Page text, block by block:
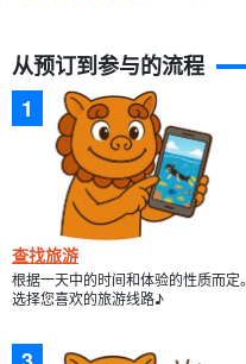
从预订到参与的流程
查找旅游
根据一天中的时间和体验的性质而定。
选择您喜欢的旅游线路♪